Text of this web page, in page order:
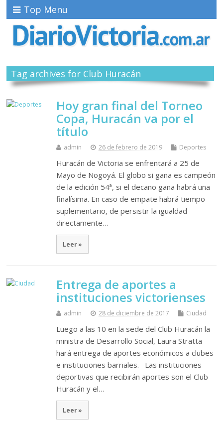
Top Menu
Tag archives for Club Huracán
Hoy gran final del Torneo
Copa, Huracán va por el
título
admin 26 de febrero de 2019 Deportes
Huracán de Victoria se enfrentará a 25 de
Mayo de Nogoyá. El globo si gana es campeón
de la edición 54ª, si el decano gana habrá una
finalísima. En caso de empate habrá tiempo
suplementario, de persistir la igualdad
directamente…
Leer »
Entrega de aportes a
instituciones victorienses
admin 28 de diciembre de 2017 Ciudad
Luego a las 10 en la sede del Club Huracán la
ministra de Desarrollo Social, Laura Stratta
hará entrega de aportes económicos a clubes
e instituciones barriales. Las instituciones
deportivas que recibirán aportes son el Club
Huracán y el…
Leer »